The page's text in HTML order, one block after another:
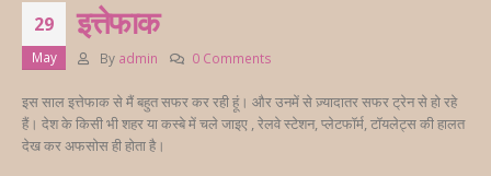
29
May
इत्तेफाक
By admin 0 Comments
इस साल इत्तेफाक से मैं बहुत सफर कर रही हूं। और उनमें से ज़्यादातर सफर ट्रेन से हो रहे
हैं। देश के किसी भी शहर या कस्बे में चले जाइए , रेलवे स्टेशन, प्लेटफॉर्म, टॉयलेट्स की हालत
देख कर अफसोस ही होता है।